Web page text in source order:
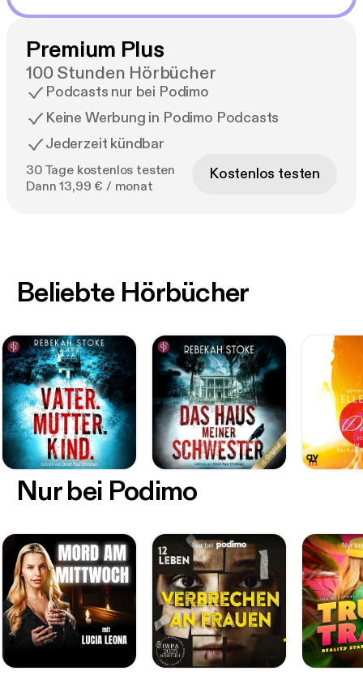
Premium Plus
100 Stunden Hörbücher
Podcasts nur bei Podimo
Keine Werbung in Podimo Podcasts
Jederzeit kündbar
30 Tage kostenlos testen
Dann 13,99 € / monat
Kostenlos testen
Nur bei Podimo
Beliebte Hörbücher